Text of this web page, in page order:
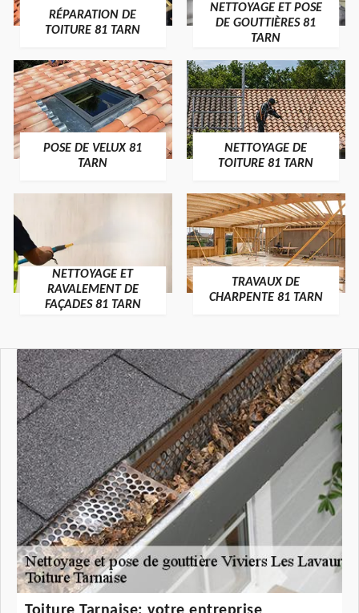
RÉPARATION DE
TOITURE 81 TARN
NETTOYAGE ET POSE
DE GOUTTIÈRES 81
TARN
POSE DE VELUX 81
TARN
NETTOYAGE DE
TOITURE 81 TARN
NETTOYAGE ET
RAVALEMENT DE
FAÇADES 81 TARN
TRAVAUX DE
CHARPENTE 81 TARN